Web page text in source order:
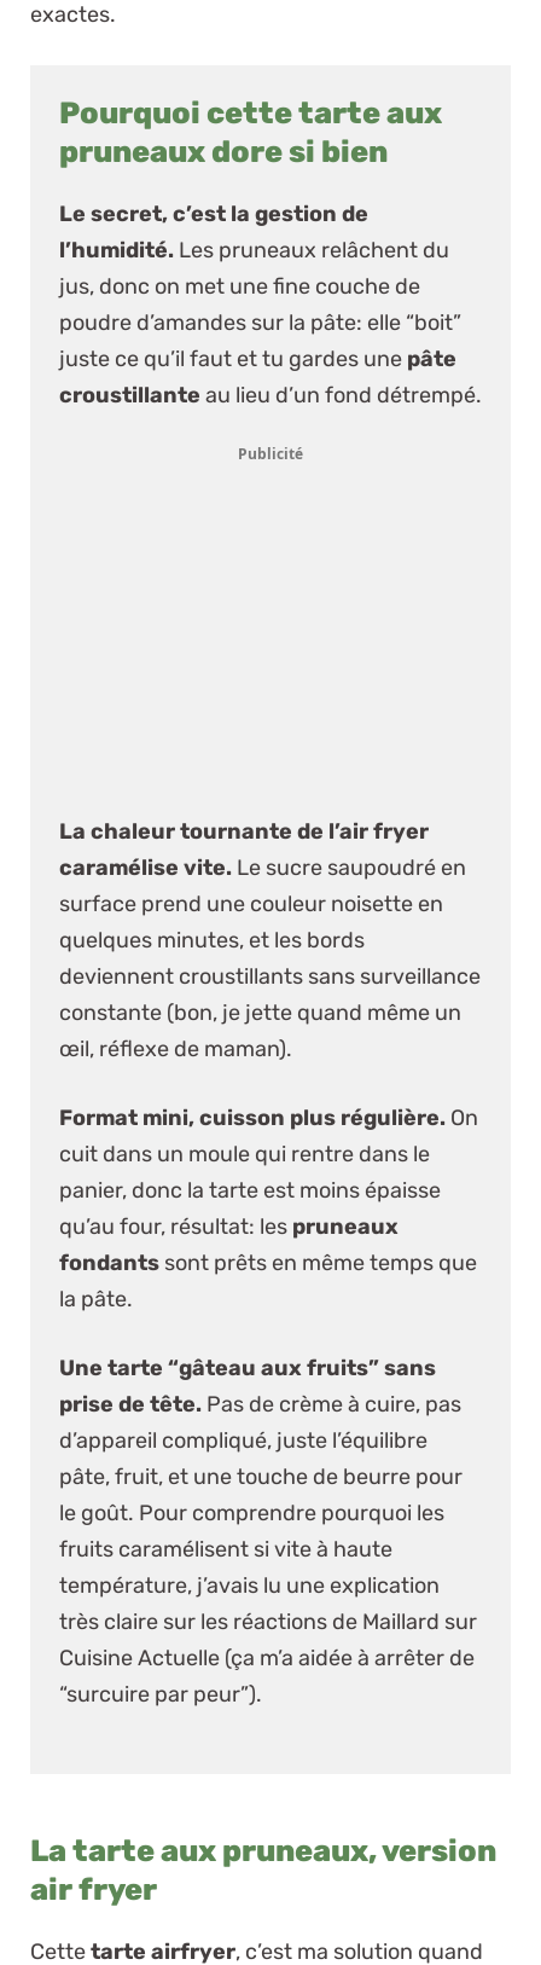
exactes.
Pourquoi cette tarte aux
pruneaux dore si bien
Le secret, c’est la gestion de
l’humidité. Les pruneaux relâchent du
jus, donc on met une fine couche de
poudre d’amandes sur la pâte: elle “boit”
juste ce qu’il faut et tu gardes une pâte
croustillante au lieu d’un fond détrempé.
Publicité
La chaleur tournante de l’air fryer
caramélise vite. Le sucre saupoudré en
surface prend une couleur noisette en
quelques minutes, et les bords
deviennent croustillants sans surveillance
constante (bon, je jette quand même un
œil, réflexe de maman).
Format mini, cuisson plus régulière. On
cuit dans un moule qui rentre dans le
panier, donc la tarte est moins épaisse
qu’au four, résultat: les pruneaux
fondants sont prêts en même temps que
la pâte.
Une tarte “gâteau aux fruits” sans
prise de tête. Pas de crème à cuire, pas
d’appareil compliqué, juste l’équilibre
pâte, fruit, et une touche de beurre pour
le goût. Pour comprendre pourquoi les
fruits caramélisent si vite à haute
température, j’avais lu une explication
très claire sur les réactions de Maillard sur
Cuisine Actuelle (ça m’a aidée à arrêter de
“surcuire par peur”).
La tarte aux pruneaux, version
air fryer
Cettetarte airfryer, c’est ma solution quand